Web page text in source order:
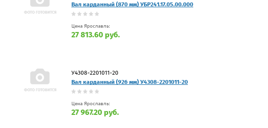
Вал карданный (870 мм) УБР241.17.05.00.000
Цена Ярославль:
27 813.60 руб.
У4308-2201011-20
Вал карданный (926 мм) У4308-2201011-20
Цена Ярославль:
27 967.20 руб.